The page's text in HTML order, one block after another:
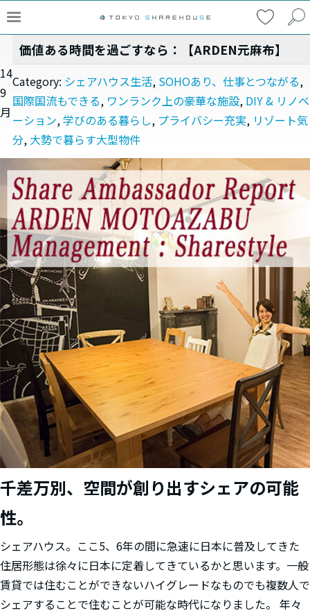
14
9
月
価値ある時間を過ごすなら：【ARDEN元麻布】
Category: シェアハウス生活, SOHOあり、仕事とつながる,
国際国流もできる, ワンランク上の豪華な施設, DIY & リノベ
ーション,学びのある暮らし, プライバシー充実, リゾート気
分, 大勢で暮らす大型物件
千差万別、空間が創り出すシェアの可能
性。
シェアハウス。ここ5、6年の間に急速に日本に普及してきた
住居形態は徐々に日本に定着してきているかと思います。一般
賃貸では住むことができないハイグレードなものでも複数人で
シェアすることで住むことが可能な時代になりました。 年々